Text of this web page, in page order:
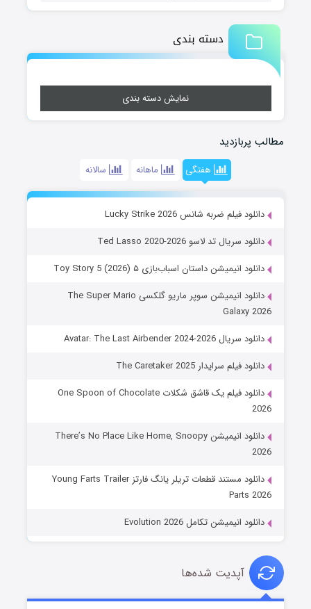
دسته بندی
نمایش دسته بندی
مطالب پربازدید
هفتگی ماهانه سالانه
دانلود فیلم ضربه شانس Lucky Strike 2026
دانلود سریال تد لاسو Ted Lasso 2020-2026
دانلود انیمیشن داستان اسباب‌بازی ۵ Toy Story 5 (2026)
دانلود انیمیشن سوپر ماریو گلکسی The Super Mario
Galaxy 2026
دانلود سریال Avatar: The Last Airbender 2024-2026
دانلود فیلم سرایدار The Caretaker 2025
دانلود فیلم یک قاشق شکلات One Spoon of Chocolate
2026
دانلود انیمیشن There’s No Place Like Home, Snoopy
2026
دانلود مستند قطعات تریلر یانگ فارتز Young Farts Trailer
Parts 2026
دانلود انیمیشن تکامل Evolution 2026
آپدیت شده‌ها